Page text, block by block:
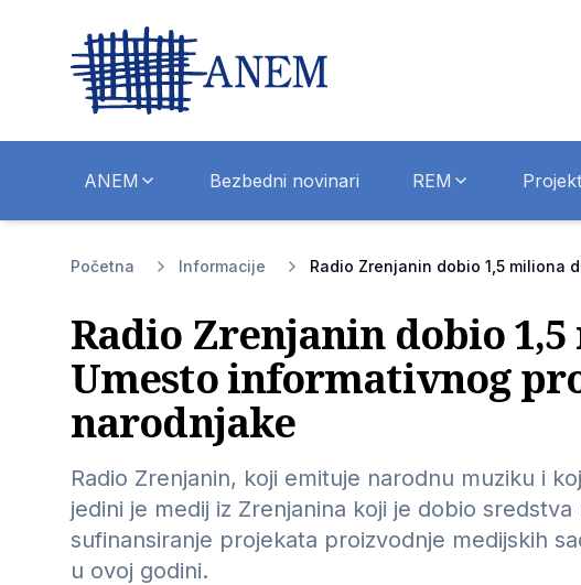
ANEM Bezbedni novinari REM
Početna Informacije Radio Zrenjanin dobio 1,5 miliona
Radio Zrenjanin dobio
Umesto informativnog
narodnjake
Radio Zrenjanin, koji emituje narodnu muziku i
jedini je medij iz Zrenjanina koji je dobio
sufinansiranje projekata proizvodnje medijskih
u ovoj godini.